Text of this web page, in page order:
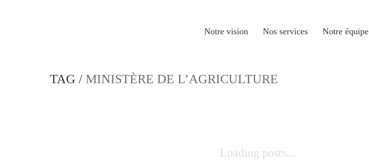
Notre vision Nos services Notre équipe
TAG / MINISTÈRE DE L’AGRICULTURE
Loading posts...